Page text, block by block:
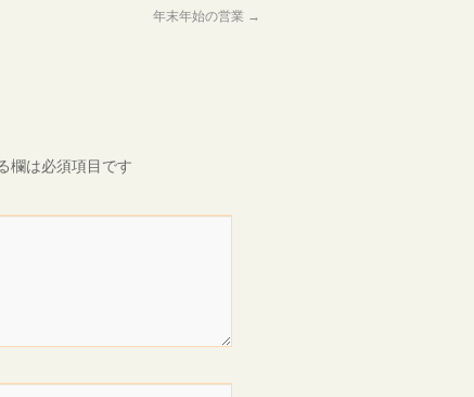
年末年始の営業 →
欄は必須項目です